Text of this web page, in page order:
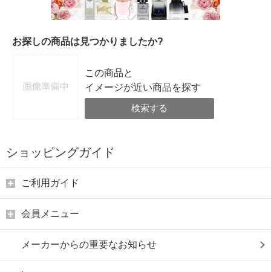
お探しの商品は見つかりましたか?
この商品と
イメージが近い商品を探す
検索する
ショッピングガイド
ご利用ガイド
会員メニュー
メーカーからの重要なお知らせ